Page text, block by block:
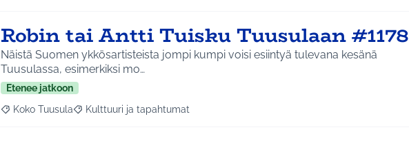
Robin tai Antti Tuisku Tuusulaan #1178
Näistä Suomen ykkösartisteista jompi kumpi voisi esiintyä tulevana kesänä
Tuusulassa, esimerkiksi mo…
Etenee jatkoon
Rajaa tulokset aihepiirin mukaan: Koko Tuusula
Koko Tuusula Rajaa tulokset teeman mukaan: Kulttuuri ja tapahtumat
Kulttuuri ja tapahtumat